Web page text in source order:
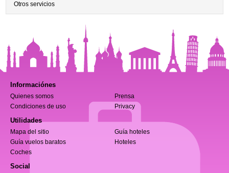
Otros servicios
Informaciónes
Quienes somos
Prensa
Condiciones de uso
Privacy
Utilidades
Mapa del sitio
Guía hoteles
Guía vuelos baratos
Hoteles
Coches
Social